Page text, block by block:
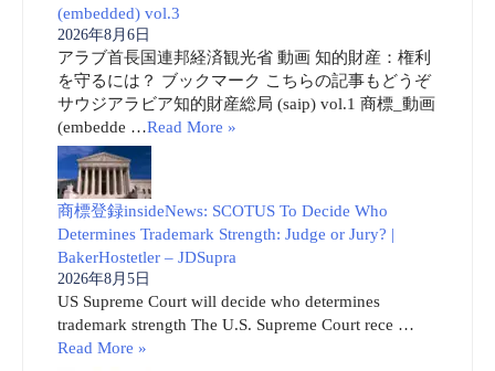
(embedded) vol.3
2026年8月6日
アラブ首長国連邦経済観光省 動画 知的財産：権利
を守るには？ ブックマーク こちらの記事もどうぞ
サウジアラビア知的財産総局 (saip) vol.1 商標_動画
(embedde …Read More »
商標登録insideNews: SCOTUS To Decide Who
Determines Trademark Strength: Judge or Jury? |
BakerHostetler – JDSupra
2026年8月5日
US Supreme Court will decide who determines
trademark strength The U.S. Supreme Court rece …
Read More »